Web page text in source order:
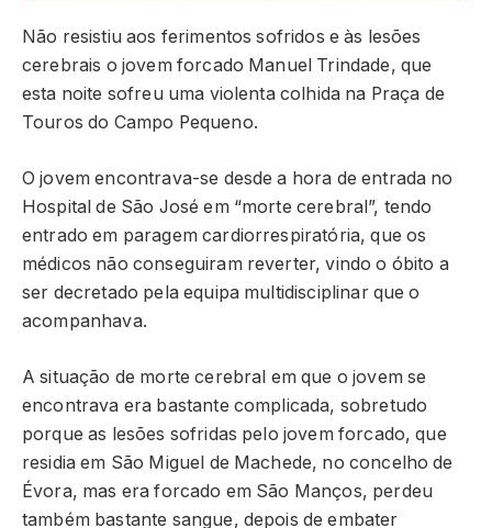
Não resistiu aos ferimentos sofridos e às lesões
cerebrais o jovem forcado Manuel Trindade, que
esta noite sofreu uma violenta colhida na Praça de
Touros do Campo Pequeno.
O jovem encontrava-se desde a hora de entrada no
Hospital de São José em “morte cerebral”, tendo
entrado em paragem cardiorrespiratória, que os
médicos não conseguiram reverter, vindo o óbito a
ser decretado pela equipa multidisciplinar que o
acompanhava.
A situação de morte cerebral em que o jovem se
encontrava era bastante complicada, sobretudo
porque as lesões sofridas pelo jovem forcado, que
residia em São Miguel de Machede, no concelho de
Évora, mas era forcado em São Manços, perdeu
também bastante sangue, depois de embater